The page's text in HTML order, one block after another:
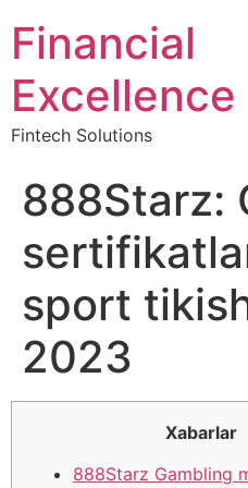
Financial
Excellence
Fintech Solutions
888Starz:
sport
2023
Xabarlar
888Starz Gambling